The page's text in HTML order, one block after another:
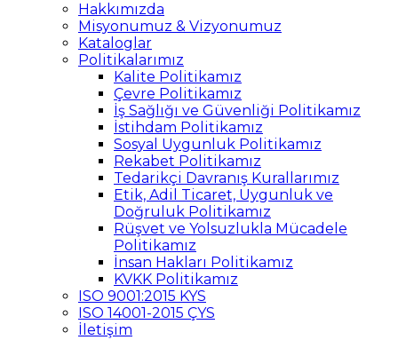
Hakkımızda
Misyonumuz & Vizyonumuz
Kataloglar
Politikalarımız
Kalite Politikamız
Çevre Politikamız
İş Sağlığı ve Güvenliği Politikamız
İstihdam Politikamız
Sosyal Uygunluk Politikamız
Rekabet Politikamız
Tedarikçi Davranış Kurallarımız
Etik, Adil Ticaret, Uygunluk ve
Doğruluk Politikamız
Rüşvet ve Yolsuzlukla Mücadele
Politikamız
İnsan Hakları Politikamız
KVKK Politikamız
ISO 9001:2015 KYS
ISO 14001-2015 ÇYS
İletişim